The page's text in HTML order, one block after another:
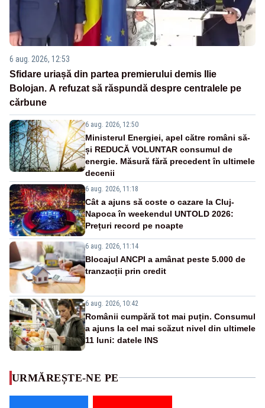
6 aug. 2026, 12:53
Sfidare uriașă din partea premierului demis Ilie
Bolojan. A refuzat să răspundă despre centralele pe
cărbune
6 aug. 2026, 12:50
Ministerul Energiei, apel către români să-
și REDUCĂ VOLUNTAR consumul de
energie. Măsură fără precedent în ultimele
decenii
6 aug. 2026, 11:18
Cât a ajuns să coste o cazare la Cluj-
Napoca în weekendul UNTOLD 2026:
Prețuri record pe noapte
6 aug. 2026, 11:14
Blocajul ANCPI a amânat peste 5.000 de
tranzacții prin credit
6 aug. 2026, 10:42
Românii cumpără tot mai puțin. Consumul
a ajuns la cel mai scăzut nivel din ultimele
11 luni: datele INS
URMĂREȘTE-NE PE